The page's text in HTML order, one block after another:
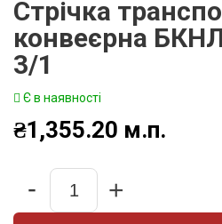
Стрічка
конвеєрна
3/1
Є в наявності
₴1,355.20 м.п.
Quantity
- +